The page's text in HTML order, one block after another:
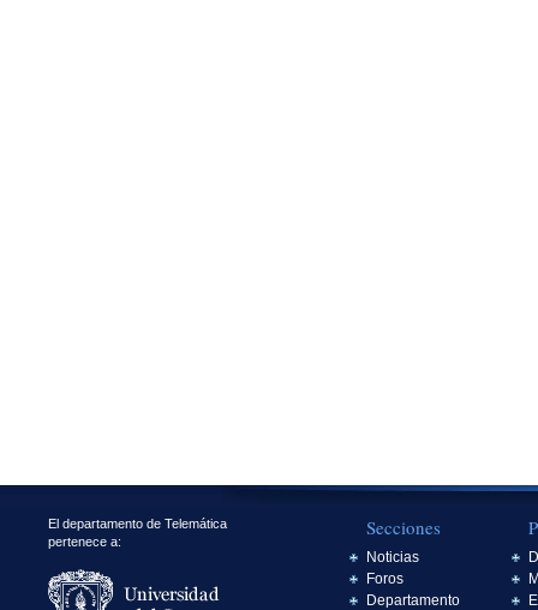
El departamento de Telemática
pertenece a:
Secciones
Noticias
Foros
Departamento